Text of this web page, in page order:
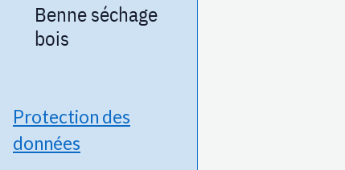
Benne séchage
bois
Protection des
données